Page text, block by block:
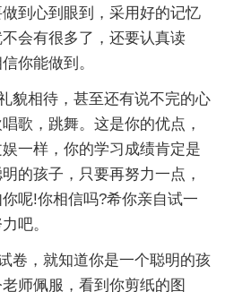
到心到眼到，采用好的记忆
会有很多了，还要认真读
你能做到。
貌相待，甚至还有说不完的心
歌，跳舞。这是你的优点，
一样，你的学习成绩肯定是
的孩子，只要再努力一点，
呢!你相信吗?希你亲自试一
吧。
卷，就知道你是一个聪明的孩
师佩服，看到你剪纸的图